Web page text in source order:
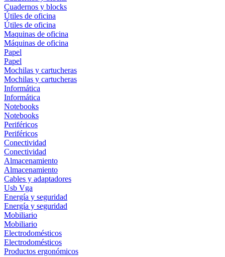
Cuadernos y blocks
Útiles de oficina
Útiles de oficina
Maquinas de oficina
Máquinas de oficina
Papel
Papel
Mochilas y cartucheras
Mochilas y cartucheras
Informática
Informática
Notebooks
Notebooks
Periféricos
Periféricos
Conectividad
Conectividad
Almacenamiento
Almacenamiento
Cables y adaptadores
Usb Vga
Energía y seguridad
Energía y seguridad
Mobiliario
Mobiliario
Electrodomésticos
Electrodomésticos
Productos ergonómicos